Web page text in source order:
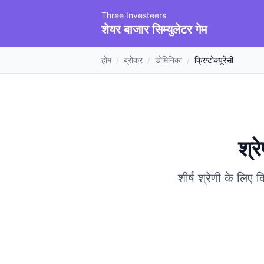
Three Investeers
शेयर बाजार सिम्युलेटर गेम
होम / ब्रोकर / डोमिनिका / क्रिप्टोक्यूरेंसी
शीर्ष श्रेणी के लिए